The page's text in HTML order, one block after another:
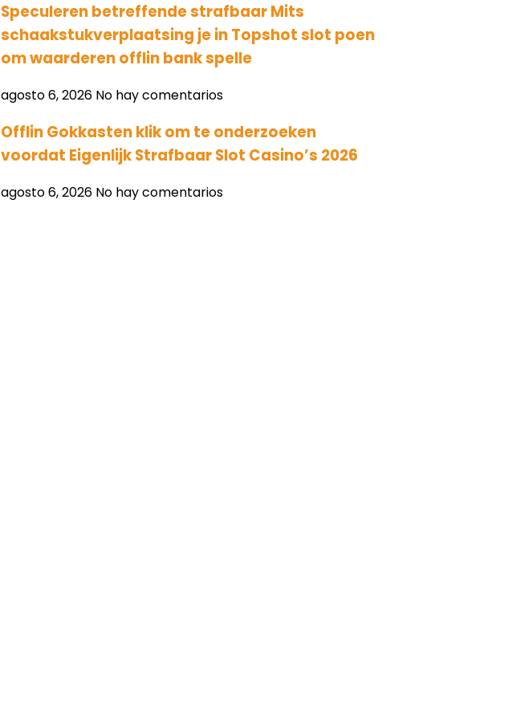
Speculeren betreffende strafbaar Mits
schaakstukverplaatsing je in Topshot slot poen
om waarderen offlin bank spelle
agosto 6, 2026 No hay comentarios
Offlin Gokkasten klik om te onderzoeken
voordat Eigenlijk Strafbaar Slot Casino’s 2026
agosto 6, 2026 No hay comentarios